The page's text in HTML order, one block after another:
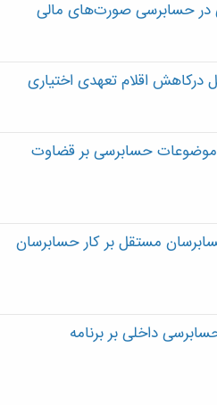
در حسابرسی صورت‌های مالی
اقلام تعهدی اختیاری
موضوعات حسابرسی بر قضاوت
مستقل بر کار حسابرسان
داخلی بر برنامه